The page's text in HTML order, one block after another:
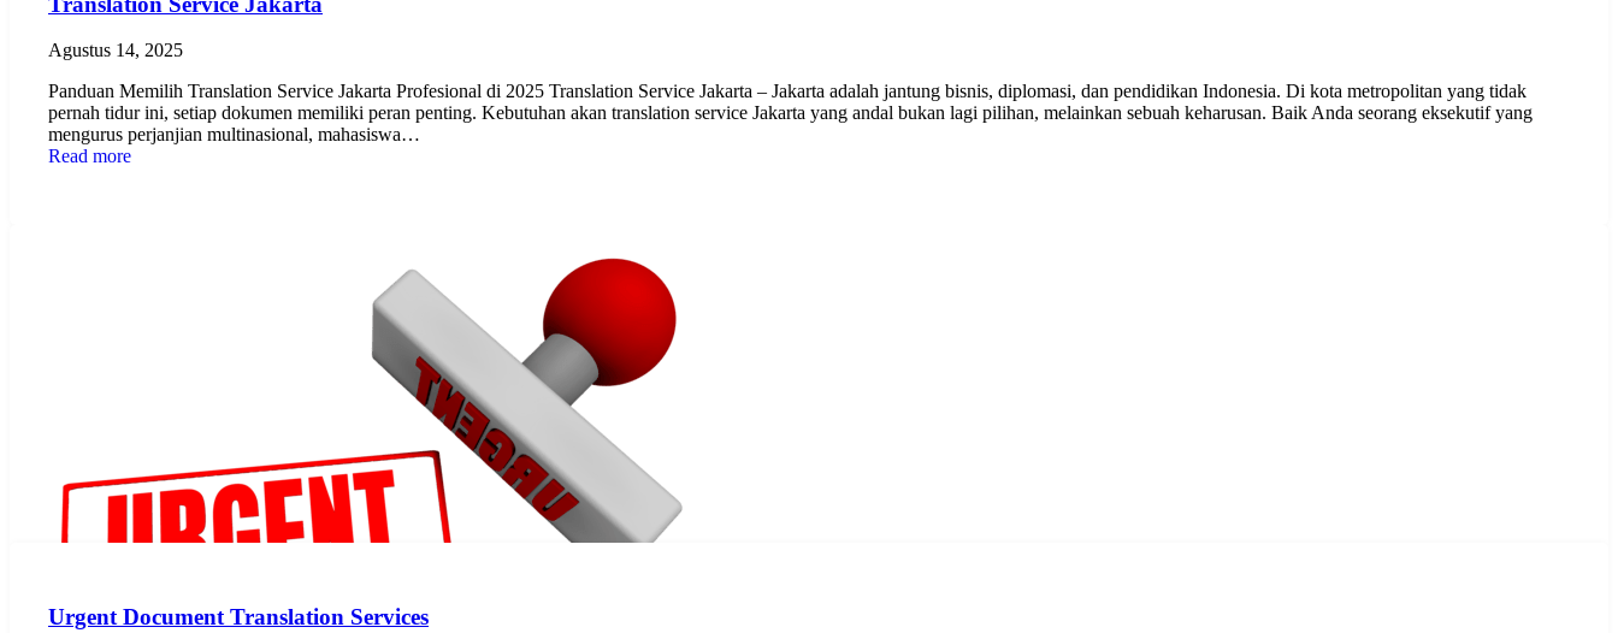
Agustus 14, 2025
Panduan Memilih Translation Service Jakarta Profesional di 2025 Translation Service Jakarta – Jakarta adalah jantung bisnis, diplomasi, dan pendidikan Indonesia. Di kota metropolitan yang tidak
pernah tidur ini, setiap dokumen memiliki peran penting. Kebutuhan akan translation service Jakarta yang andal bukan lagi pilihan, melainkan sebuah keharusan. Baik Anda seorang eksekutif yang
mengurus perjanjian multinasional, mahasiswa…
Read more
Urgent Document Translation Services